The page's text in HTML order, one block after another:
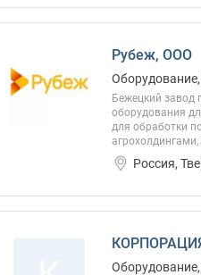
Рубеж, ООО
Бежецкий завод
оборудования
для обработки
Россия,